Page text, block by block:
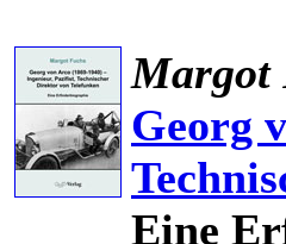
Margot
Georg
Eine